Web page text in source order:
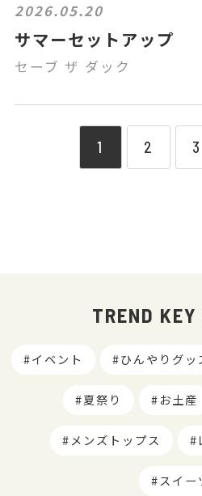
2026.05.20
サマーセットアップ
セーブ ザ ダック
1 2 3
TREND KEY
イベント ひんやりグッ
夏祭り お土産
メンズトップス
スイー